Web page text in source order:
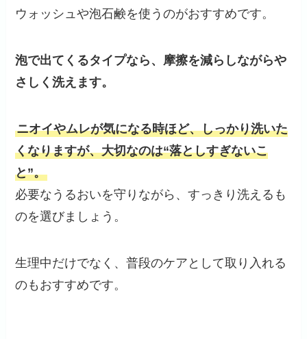
ウォッシュや泡石鹸を使うのがおすすめです。
泡で出てくるタイプなら、摩擦を減らしながらや
さしく洗えます。
ニオイやムレが気になる時ほど、しっかり洗いた
くなりますが、大切なのは“落としすぎないこ
と”。
必要なうるおいを守りながら、すっきり洗えるも
のを選びましょう。
生理中だけでなく、普段のケアとして取り入れる
のもおすすめです。